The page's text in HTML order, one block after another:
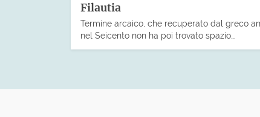
Filautia
Termine arcaico, che recuperato dal greco
nel Seicento non ha poi trovato spazio…